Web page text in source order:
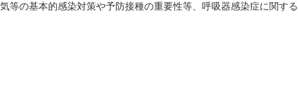
等の基本的感染対策や予防接種の重要性等、呼吸器感染症に関す